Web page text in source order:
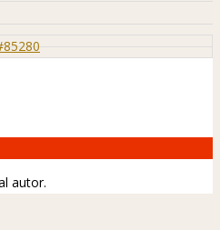
autor.